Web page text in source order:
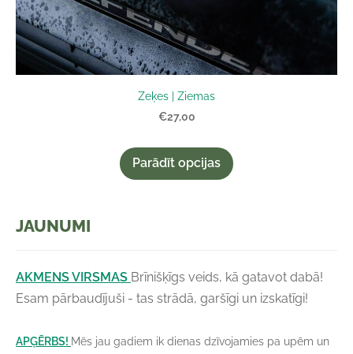
JAUNUMI
AKMENS VIRSMAS Brīnišķīgs veids, kā gatavot dabā!
Esam pārbaudījuši - tas strādā, garšīgi un izskatīgi!
APĢĒRBS! Mēs jau gadiem ik dienas dzīvojamies pa upēm un
Zeķes | Ziemas
€27,00
Parādīt opcijas